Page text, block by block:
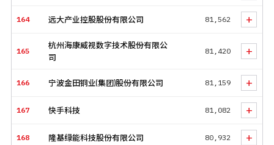
164 远大产业控股股份有限公司 81,562 +
165
杭州海康威视数字技术股份有限公
司
81,420 +
166 宁波金田铜业(集团)股份有限公司 81,159 +
167 快手科技 81,082 +
168 隆基绿能科技股份有限公司 80,932 +